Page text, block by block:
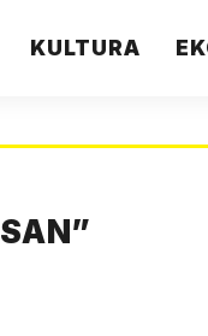
KULTURA
SAN”